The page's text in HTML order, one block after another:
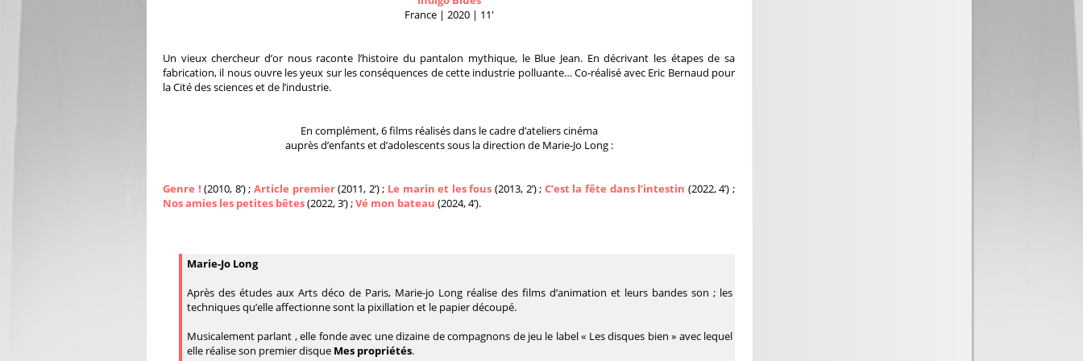
France | 2020 | 11′
Un vieux chercheur d’or nous raconte l’histoire du pantalon mythique, le Blue Jean. En décrivant les étapes de sa
fabrication, il nous ouvre les yeux sur les conséquences de cette industrie polluante… Co-réalisé avec Eric Bernaud pour
la Cité des sciences et de l’industrie.
En complément, 6 films réalisés dans le cadre d’ateliers cinéma
auprès d’enfants et d’adolescents sous la direction de Marie-Jo Long :
Genre ! (2010, 8’) ;Article premier(2011, 2’) ; Le marin et les fous (2013, 2’) ; C’est la fête dans l’intestin (2022, 4’) ;
Nos amies les petites bêtes(2022, 3’) ;Vé mon bateau (2024, 4’).
Marie-Jo Long
Après des études aux Arts déco de Paris, Marie-jo Long réalise des films d’animation et leurs bandes son ; les
techniques qu’elle affectionne sont la pixillation et le papier découpé.
Musicalement parlant , elle fonde avec une dizaine de compagnons de jeu le label « Les disques bien » avec lequel
elle réalise son premier disque Mes propriétés.